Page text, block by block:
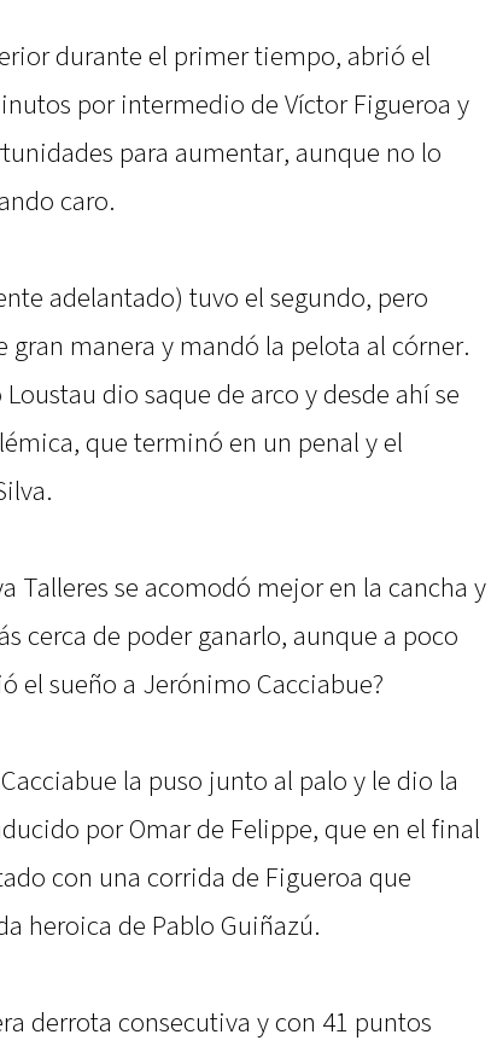
durante el primer tiempo, abrió el
por intermedio de Víctor Figueroa y
para aumentar, aunque no lo
caro.
adelantado) tuvo el segundo, pero
gran manera y mandó la pelota al córner.
dio saque de arco y desde ahí se
que terminó en un penal y el
Talleres se acomodó mejor en la cancha y
cerca de poder ganarlo, aunque a poco
el sueño a Jerónimo Cacciabue?
la puso junto al palo y le dio la
por Omar de Felippe, que en el final
con una corrida de Figueroa que
heroica de Pablo Guiñazú.
derrota consecutiva y con 41 puntos